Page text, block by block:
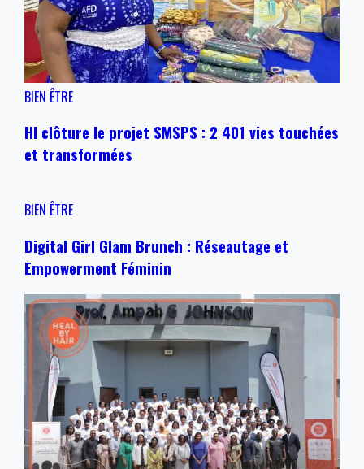
BIEN ÊTRE
HI clôture le projet SMSPS : 2 401 vies touchées
et transformées
BIEN ÊTRE
Digital Girl Glam Brunch : Réseautage et
Empowerment Féminin